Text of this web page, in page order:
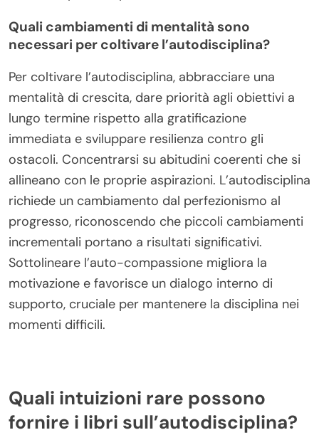
Quali cambiamenti di mentalità sono
necessari per coltivare l’autodisciplina?
Per coltivare l’autodisciplina, abbracciare una
mentalità di crescita, dare priorità agli obiettivi a
lungo termine rispetto alla gratificazione
immediata e sviluppare resilienza contro gli
ostacoli. Concentrarsi su abitudini coerenti che si
allineano con le proprie aspirazioni. L’autodisciplina
richiede un cambiamento dal perfezionismo al
progresso, riconoscendo che piccoli cambiamenti
incrementali portano a risultati significativi.
Sottolineare l’auto-compassione migliora la
motivazione e favorisce un dialogo interno di
supporto, cruciale per mantenere la disciplina nei
momenti difficili.
Quali intuizioni rare possono
fornire i libri sull’autodisciplina?